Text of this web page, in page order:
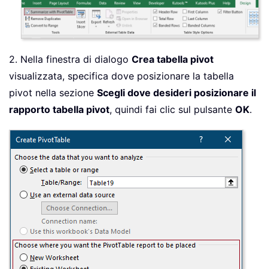
2. Nella finestra di dialogo Crea tabella pivot
visualizzata, specifica dove posizionare la tabella
pivot nella sezione Scegli dove desideri posizionare il
rapporto tabella pivot, quindi fai clic sul pulsante OK.